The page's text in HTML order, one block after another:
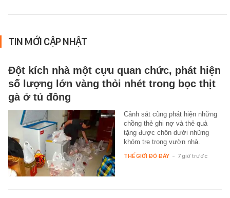
TIN MỚI CẬP NHẬT
Đột kích nhà một cựu quan chức, phát hiện
số lượng lớn vàng thỏi nhét trong bọc thịt
gà ở tủ đông
Cảnh sát cũng phát hiện những
chồng thẻ ghi nợ và thẻ quà
tặng được chôn dưới những
khóm tre trong vườn nhà.
THẾ GIỚI ĐÓ ĐÂY - 7 giờ trước